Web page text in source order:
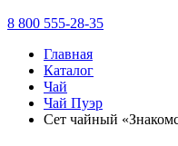
8 800 555-28-35
Главная
Каталог
Чай
Чай Пуэр
Сет чайный